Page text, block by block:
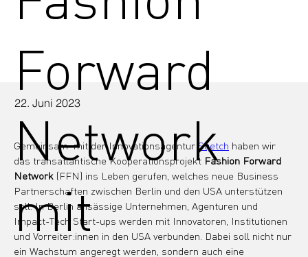
22. Juni 2023
Gemeinsam  mit der Innovationsagentur Sqetch haben wir
das transatlantische Kooperationsprojekt Fashion Forward
Network (FFN) ins Leben gerufen, welches neue Business
Partnerschaften zwischen Berlin und den USA unterstützen
soll. In Berlin ansässige Unternehmen, Agenturen und
Impact-Tech Start-ups werden mit Innovatoren, Institutionen
und Vorreiter:innen in den USA verbunden. Dabei soll nicht nur
ein Wachstum angeregt werden, sondern auch eine
Forward
Network
mit